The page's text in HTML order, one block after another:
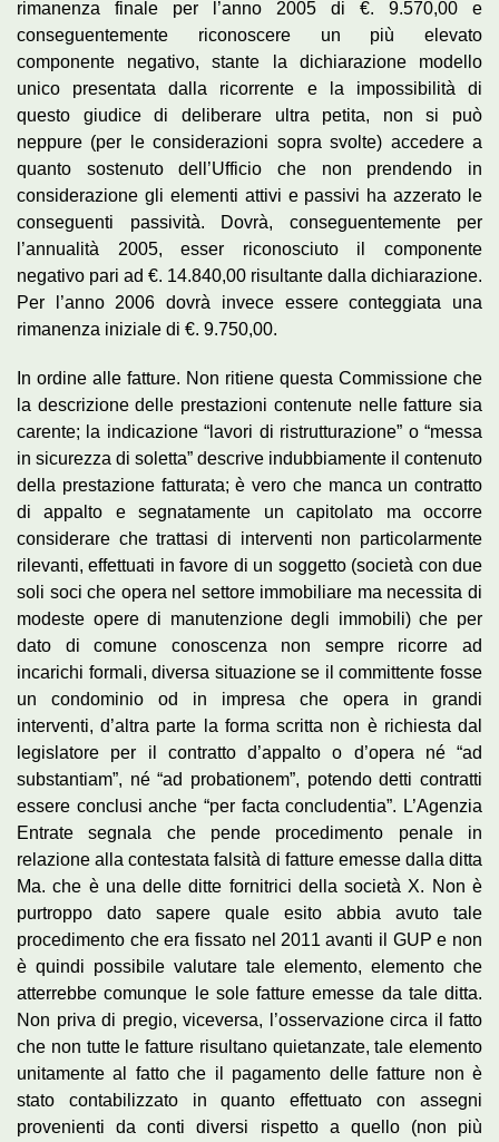
rimanenza finale per l’anno 2005 di €. 9.570,00 e
conseguentemente riconoscere un più elevato
componente negativo, stante la dichiarazione modello
unico presentata dalla ricorrente e la impossibilità di
questo giudice di deliberare ultra petita, non si può
neppure (per le considerazioni sopra svolte) accedere a
quanto sostenuto dell’Ufficio che non prendendo in
considerazione gli elementi attivi e passivi ha azzerato le
conseguenti passività. Dovrà, conseguentemente per
l’annualità 2005, esser riconosciuto il componente
negativo pari ad €. 14.840,00 risultante dalla dichiarazione.
Per l’anno 2006 dovrà invece essere conteggiata una
rimanenza iniziale di €. 9.750,00.
In ordine alle fatture. Non ritiene questa Commissione che
la descrizione delle prestazioni contenute nelle fatture sia
carente; la indicazione “lavori di ristrutturazione” o “messa
in sicurezza di soletta” descrive indubbiamente il contenuto
della prestazione fatturata; è vero che manca un contratto
di appalto e segnatamente un capitolato ma occorre
considerare che trattasi di interventi non particolarmente
rilevanti, effettuati in favore di un soggetto (società con due
soli soci che opera nel settore immobiliare ma necessita di
modeste opere di manutenzione degli immobili) che per
dato di comune conoscenza non sempre ricorre ad
incarichi formali, diversa situazione se il committente fosse
un condominio od in impresa che opera in grandi
interventi, d’altra parte la forma scritta non è richiesta dal
legislatore per il contratto d’appalto o d’opera né “ad
substantiam”, né “ad probationem”, potendo detti contratti
essere conclusi anche “per facta concludentia”. L’Agenzia
Entrate segnala che pende procedimento penale in
relazione alla contestata falsità di fatture emesse dalla ditta
Ma. che è una delle ditte fornitrici della società X. Non è
purtroppo dato sapere quale esito abbia avuto tale
procedimento che era fissato nel 2011 avanti il GUP e non
è quindi possibile valutare tale elemento, elemento che
atterrebbe comunque le sole fatture emesse da tale ditta.
Non priva di pregio, viceversa, l’osservazione circa il fatto
che non tutte le fatture risultano quietanzate, tale elemento
unitamente al fatto che il pagamento delle fatture non è
stato contabilizzato in quanto effettuato con assegni
provenienti da conti diversi rispetto a quello (non più